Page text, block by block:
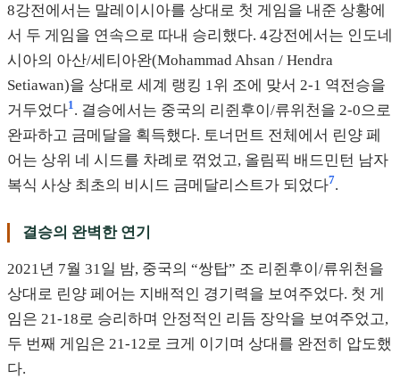
8강전에서는 말레이시아를 상대로 첫 게임을 내준 상황에
서 두 게임을 연속으로 따내 승리했다. 4강전에서는 인도네
시아의 아산/세티아완(Mohammad Ahsan / Hendra
Setiawan)을 상대로 세계 랭킹 1위 조에 맞서 2-1 역전승을
거두었다1. 결승에서는 중국의 리쥔후이/류위천을 2-0으로
완파하고 금메달을 획득했다. 토너먼트 전체에서 린양 페
어는 상위 네 시드를 차례로 꺾었고, 올림픽 배드민턴 남자
복식 사상 최초의 비시드 금메달리스트가 되었다7.
결승의 완벽한 연기
2021년 7월 31일 밤, 중국의 “쌍탑” 조 리쥔후이/류위천을
상대로 린양 페어는 지배적인 경기력을 보여주었다. 첫 게
임은 21-18로 승리하며 안정적인 리듬 장악을 보여주었고,
두 번째 게임은 21-12로 크게 이기며 상대를 완전히 압도했
다.